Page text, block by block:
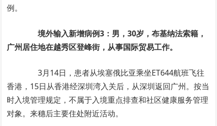
例。
境外输入新增病例3：男，30岁，布基纳法索籍，
广州居住地在越秀区登峰街，从事国际贸易工作。
3月14日，患者从埃塞俄比亚乘坐ET644航班飞往
香港，15日从香港经深圳湾入关后，从深圳返回广州。按当
时入境管理规定，不属于入境重点排查和社区健康服务管理
对象。来穗后主要住处附近活动。